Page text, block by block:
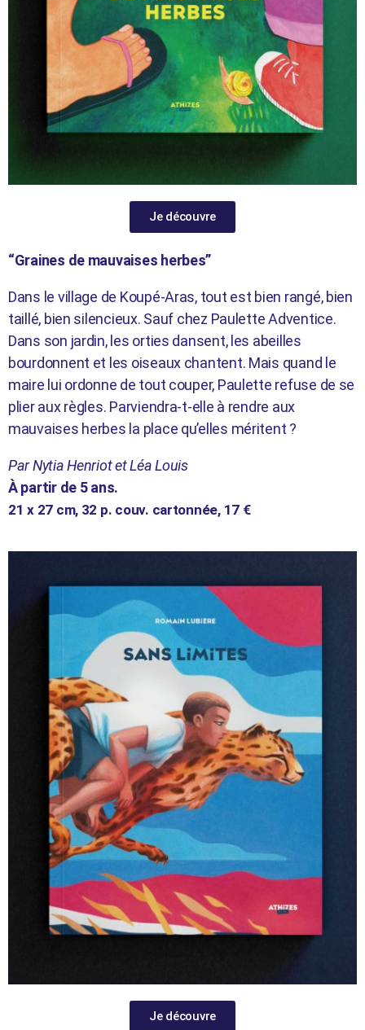
Je découvre
“Graines de mauvaises herbes”
Dans le village de Koupé-Aras, tout est bien rangé, bien
taillé, bien silencieux. Sauf chez Paulette Adventice.
Dans son jardin, les orties dansent, les abeilles
bourdonnent et les oiseaux chantent. Mais quand le
maire lui ordonne de tout couper, Paulette refuse de se
plier aux règles. Parviendra-t-elle à rendre aux
mauvaises herbes la place qu’elles méritent ?
Par Nytia Henriot et Léa Louis
À partir de 5 ans.
21 x 27 cm, 32 p. couv. cartonnée, 17 €
Je découvre